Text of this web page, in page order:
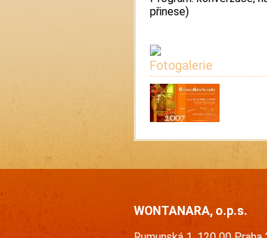
přinese)
Fotogalerie
WONTANARA, o.p.s.